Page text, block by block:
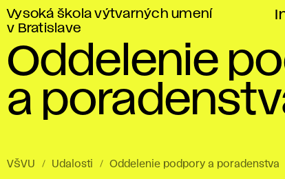
Vysoká škola výtvarných umení
v Bratislave
Oddelenie
a
VŠVU Udalosti Oddelenie podpory a poradenstva